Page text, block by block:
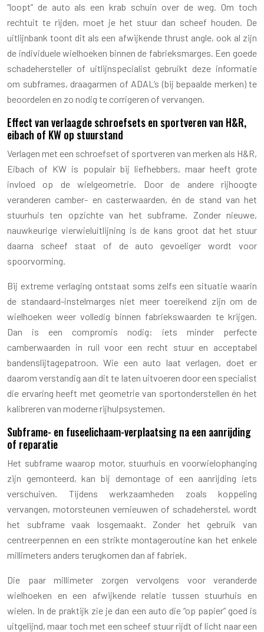
“loopt” de auto als een krab schuin over de weg. Om toch
rechtuit te rijden, moet je het stuur dan scheef houden. De
uitlijnbank toont dit als een afwijkende thrust angle, ook al zijn
de individuele wielhoeken binnen de fabrieksmarges. Een goede
schadehersteller of uitlijnspecialist gebruikt deze informatie
om subframes, draagarmen of ADAL’s (bij bepaalde merken) te
beoordelen en zo nodig te corrigeren of vervangen.
Effect van verlaagde schroefsets en sportveren van H&R,
eibach of KW op stuurstand
Verlagen met een schroefset of sportveren van merken als H&R,
Eibach of KW is populair bij liefhebbers, maar heeft grote
invloed op de wielgeometrie. Door de andere rijhoogte
veranderen camber- en casterwaarden, én de stand van het
stuurhuis ten opzichte van het subframe. Zonder nieuwe,
nauwkeurige vierwieluitlijning is de kans groot dat het stuur
daarna scheef staat of de auto gevoeliger wordt voor
spoorvorming.
Bij extreme verlaging ontstaat soms zelfs een situatie waarin
de standaard-instelmarges niet meer toereikend zijn om de
wielhoeken weer volledig binnen fabriekswaarden te krijgen.
Dan is een compromis nodig: iets minder perfecte
camberwaarden in ruil voor een recht stuur en acceptabel
bandenslijtagepatroon. Wie een auto laat verlagen, doet er
daarom verstandig aan dit te laten uitvoeren door een specialist
die ervaring heeft met geometrie van sportonderstellen én het
kalibreren van moderne rijhulpsystemen.
Subframe- en fuseelichaam-verplaatsing na een aanrijding
of reparatie
Het subframe waarop motor, stuurhuis en voorwielophanging
zijn gemonteerd, kan bij demontage of een aanrijding iets
verschuiven. Tijdens werkzaamheden zoals koppeling
vervangen, motorsteunen vernieuwen of schadeherstel, wordt
het subframe vaak losgemaakt. Zonder het gebruik van
centreerpennen en een strikte montageroutine kan het enkele
millimeters anders terugkomen dan af fabriek.
Die paar millimeter zorgen vervolgens voor veranderde
wielhoeken en een afwijkende relatie tussen stuurhuis en
wielen. In de praktijk zie je dan een auto die “op papier” goed is
uitgelijnd, maar toch met een scheef stuur rijdt of licht naar een